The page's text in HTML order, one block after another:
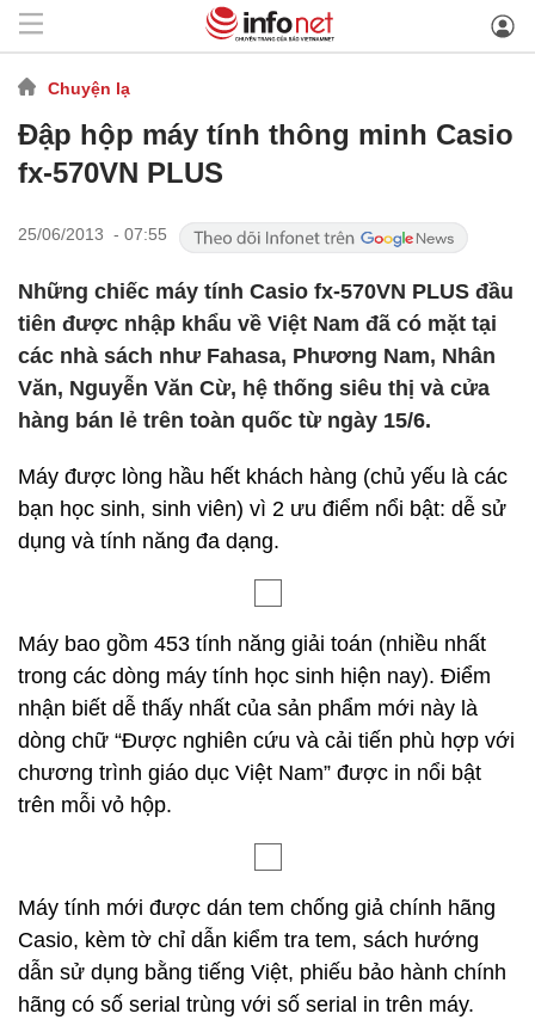
Chuyện lạ
Đập hộp máy tính thông minh Casio
fx-570VN PLUS
25/06/2013 - 07:55
Những chiếc máy tính Casio fx-570VN PLUS đầu
tiên được nhập khẩu về Việt Nam đã có mặt tại
các nhà sách như Fahasa, Phương Nam, Nhân
Văn, Nguyễn Văn Cừ, hệ thống siêu thị và cửa
hàng bán lẻ trên toàn quốc từ ngày 15/6.
Máy được lòng hầu hết khách hàng (chủ yếu là các
bạn học sinh, sinh viên) vì 2 ưu điểm nổi bật: dễ sử
dụng và tính năng đa dạng.
Máy bao gồm 453 tính năng giải toán (nhiều nhất
trong các dòng máy tính học sinh hiện nay). Điểm
nhận biết dễ thấy nhất của sản phẩm mới này là
dòng chữ “Được nghiên cứu và cải tiến phù hợp với
chương trình giáo dục Việt Nam” được in nổi bật
trên mỗi vỏ hộp.
Máy tính mới được dán tem chống giả chính hãng
Casio, kèm tờ chỉ dẫn kiểm tra tem, sách hướng
dẫn sử dụng bằng tiếng Việt, phiếu bảo hành chính
hãng có số serial trùng với số serial in trên máy.